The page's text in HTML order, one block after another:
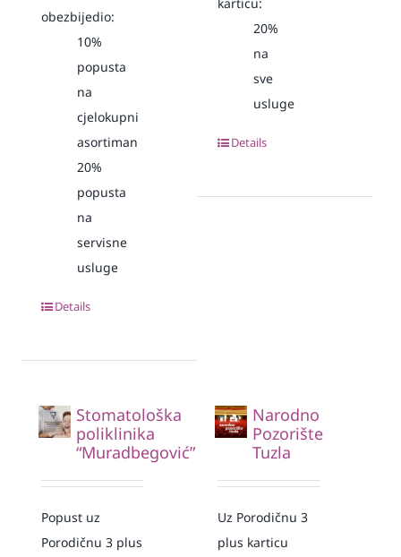
obezbijedio:
10%
popusta
na
cjelokupni
asortiman
20%
popusta
na
servisne
usluge
Details
20%
na
sve
usluge
Details
Stomatološka
poliklinika
“Muradbegović”
Popust uz
Porodičnu 3 plus
Narodno
Pozorište
Tuzla
Uz Porodičnu 3
plus karticu